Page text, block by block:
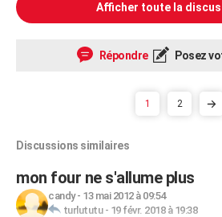
Afficher toute la
Répondre Posez
1 2
Discussions similaires
mon four ne s'allume plus
candy- 13 mai 2012 à 09:54
turlututu- 19 févr. 2018 à 19:38